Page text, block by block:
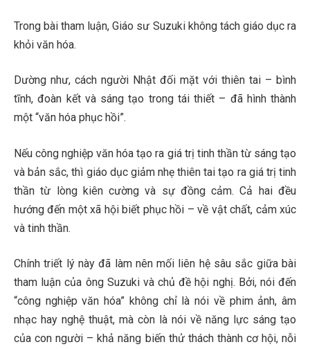
Trong bài tham luận, Giáo sư Suzuki không tách giáo dục ra
khỏi văn hóa.
Dường như, cách người Nhật đối mặt với thiên tai – bình
tĩnh, đoàn kết và sáng tạo trong tái thiết – đã hình thành
một “văn hóa phục hồi”.
Nếu công nghiệp văn hóa tạo ra giá trị tinh thần từ sáng tạo
và bản sắc, thì giáo dục giảm nhẹ thiên tai tạo ra giá trị tinh
thần từ lòng kiên cường và sự đồng cảm. Cả hai đều
hướng đến một xã hội biết phục hồi – về vật chất, cảm xúc
và tinh thần.
Chính triết lý này đã làm nên mối liên hệ sâu sắc giữa bài
tham luận của ông Suzuki và chủ đề hội nghị. Bởi, nói đến
“công nghiệp văn hóa” không chỉ là nói về phim ảnh, âm
nhạc hay nghệ thuật, mà còn là nói về năng lực sáng tạo
của con người – khả năng biến thử thách thành cơ hội, nỗi